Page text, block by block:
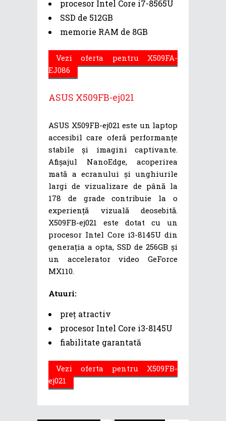
procesor Intel Core i7-8565U
SSD de 512GB
memorie RAM de 8GB
Vezi oferta pentru X509FA-
EJ086
ASUS X509FB-ej021
ASUS X509FB-ej021 este un laptop
accesibil care oferă performanțe
stabile și imagini captivante.
Afișajul NanoEdge, acoperirea
mată a ecranului și unghiurile
largi de vizualizare de până la
178 de grade contribuie la o
experiență vizuală deosebită.
X509FB-ej021 este dotat cu un
procesor Intel Core i3-8145U din
generația a opta, SSD de 256GB și
un accelerator video GeForce
MX110.
Atuuri:
preț atractiv
procesor Intel Core i3-8145U
fiabilitate garantată
Vezi oferta pentru X509FB-
ej021